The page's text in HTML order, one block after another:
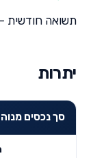
תשואה חודשית — 24 חודשים
יתרות
סך נכסים